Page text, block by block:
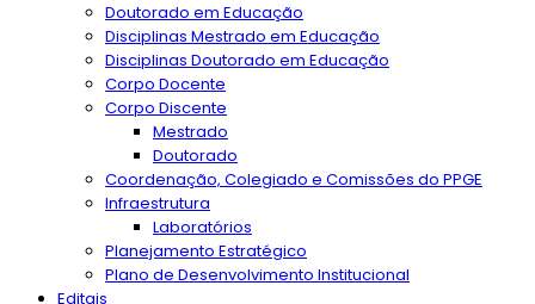
Doutorado em Educação
Disciplinas Mestrado em Educação
Disciplinas Doutorado em Educação
Corpo Docente
Corpo Discente
Mestrado
Doutorado
Coordenação, Colegiado e Comissões do PPGE
Infraestrutura
Laboratórios
Planejamento Estratégico
Plano de Desenvolvimento Institucional
Editais